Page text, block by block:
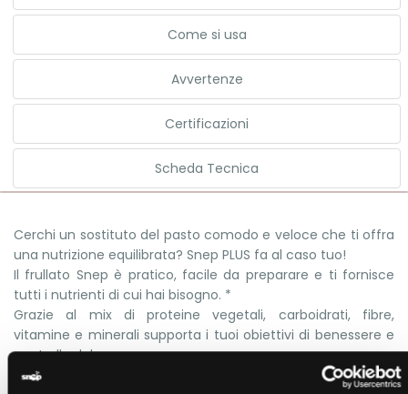
Come si usa
Avvertenze
Certificazioni
Scheda Tecnica
Cerchi un sostituto del pasto comodo e veloce che ti offra
una nutrizione equilibrata? Snep PLUS fa al caso tuo!
Il frullato Snep è pratico, facile da preparare e ti fornisce
tutti i nutrienti di cui hai bisogno. *
Grazie al mix di proteine vegetali, carboidrati, fibre,
vitamine e minerali supporta i tuoi obiettivi di benessere e
controllo del peso.
Mantieni alti gli standard della tua alimentazione. Che sia